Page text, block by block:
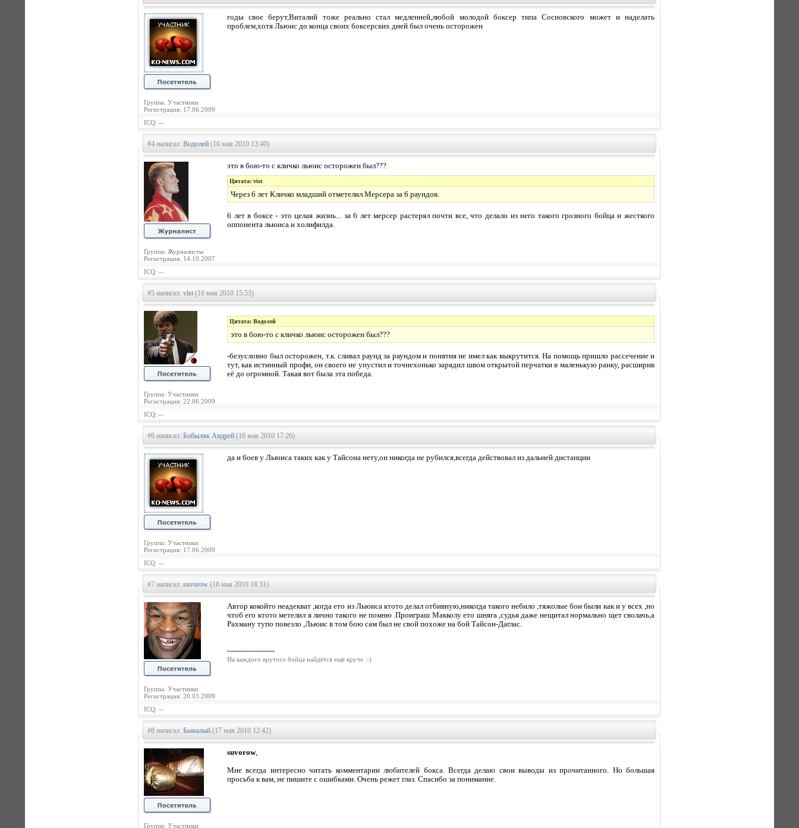
Группа: Участники
Регистрация: 17.06.2009
годы свое берут,Виталий тоже реально стал медленней,любой молодой боксер типа Сосновского может и наделать
проблем,хотя Льюис до конца своих боксерских дней был очень осторожен
ICQ: --
#4 написал: Водолей (16 мая 2010 13:40)
Группа: Журналисты
Регистрация: 14.10.2007
это в бою-то с кличко льюис осторожен был???
Цитата: vist
Через 6 лет Кличко младший отметелил Мерсера за 6 раундов.
6 лет в боксе - это целая жизнь... за 6 лет мерсер растерял почти все, что делало из него такого грозного бойца и жесткого
оппонента льюиса и холифилда.
ICQ: --
#5 написал: vist(16 мая 2010 15:53)
Группа: Участники
Регистрация: 22.06.2009
Цитата: Водолей
это в бою-то с кличко льюис осторожен был???
-безусловно был осторожен, т.к. сливал раунд за раундом и понятия не имел как выкрутится. На помощь пришло рассечение и
тут, как истинный профи, он своего не упустил и точнехонько зарядил швом открытой перчатки в маленькую ранку, расширив
её до огромной. Такая вот была эта победа.
ICQ: --
#6 написал: Бобыляк Андрей (16 мая 2010 17:26)
Группа: Участники
Регистрация: 17.06.2009
да и боев у Льюиса таких как у Тайсона нету,он никогда не рубился,всегда действовал из дальней дистанции
ICQ: --
#7 написал: suvorow (16 мая 2010 18:31)
Группа: Участники
Регистрация: 20.03.2009
Автор кокойто неадекват ,когда ето из Льюиса ктото делал отбивную,никогда такого небило ,тяжолые бои были как и у всех ,но
чтоб его ктото метелил я лично такого не помню .Проиграш Макколу ето шняга ,судья даже нещитал нормально щет сволачь,а
Рахману тупо повезло ,Льюис в том бою сам был не свой похоже на бой Тайсон-Даглас.
--------------------
На каждого крутого бойца найдётся ещё круче :-)
ICQ: --
#8 написал: Бывалый (17 мая 2010 12:42)
Группа: Участники
suvorow,
Мне всегда интересно читать комментарии любителей бокса. Всегда делаю свои выводы из прочитанного. Но большая
просьба к вам, не пишите с ошибками. Очень режет глаз. Спасибо за понимание.